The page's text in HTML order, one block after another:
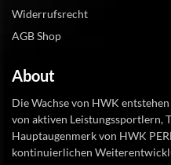
Widerrufsrecht
AGB Shop
About
Die Wachse von HWK
von aktiven Leistungssportlern,
Hauptaugenmerk von HWK
kontinuierlichen